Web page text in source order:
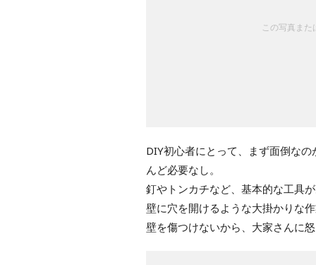
この写真ま
DIY初心者にとって、まず面倒な
んど必要なし。
釘やトンカチなど、基本的な工具
壁に穴を開けるような大掛かりな
壁を傷つけないから、大家さんに